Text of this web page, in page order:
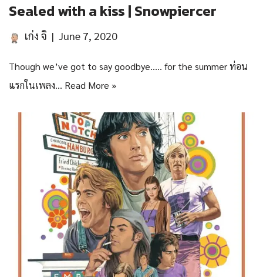
Sealed with a kiss | Snowpiercer
เก่ง จิ June 7, 2020
Though we’ve got to say goodbye….. for the summer ท่อน
แรกในเพลง… Read More »